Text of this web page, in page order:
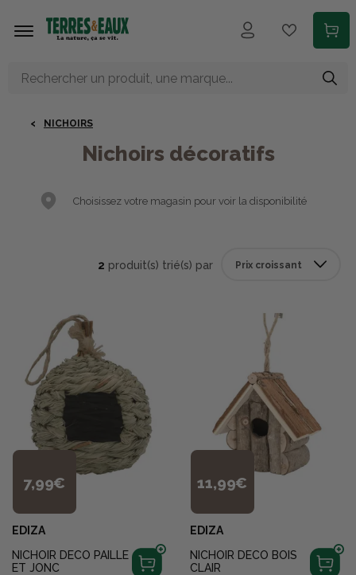
NICHOIRS
Nichoirs décoratifs
Choisissez votre magasin pour voir la disponibilité
2 produit(s) trié(s) par
7,99€
EDIZA
NICHOIR DECO PAILLE
ET JONC
11,99€
EDIZA
NICHOIR DECO BOIS
CLAIR